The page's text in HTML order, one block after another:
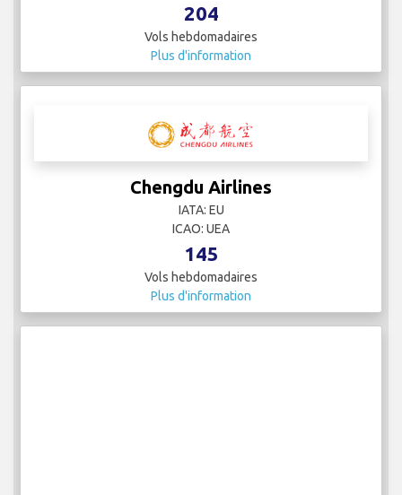
204
Vols hebdomadaires
Plus d'information
Chengdu Airlines
IATA: EU
ICAO: UEA
145
Vols hebdomadaires
Plus d'information